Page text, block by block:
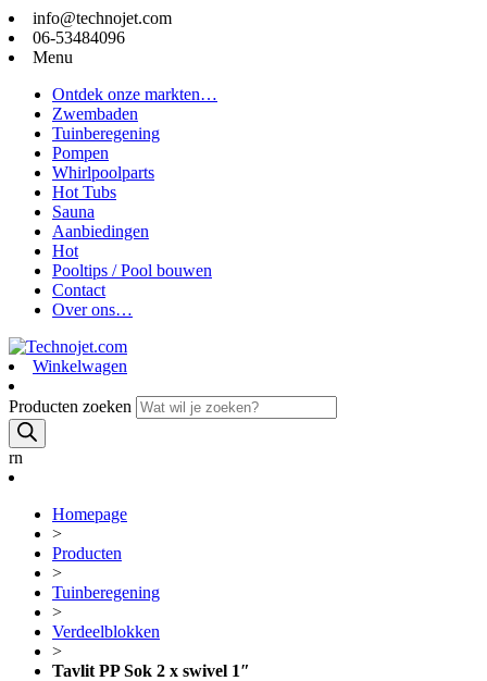
info@technojet.com
06-53484096
Menu
Ontdek onze markten…
Zwembaden
Tuinberegening
Pompen
Whirlpoolparts
Hot Tubs
Sauna
Aanbiedingen
Hot
Pooltips / Pool bouwen
Contact
Over ons…
Winkelwagen
Producten zoeken
rn
Homepage
>
Producten
>
Tuinberegening
>
Verdeelblokken
>
Tavlit PP Sok 2 x swivel 1″